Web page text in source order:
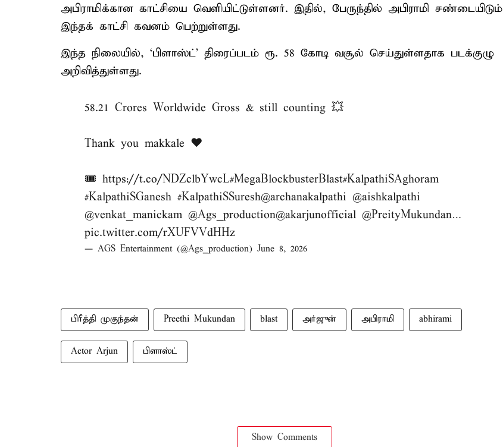
அபிராமிக்கான காட்சியை வெளியிட்டுள்ளனர். இதில், பேருந்தில் அபிராமி சண்டையிடும்
இந்தக் காட்சி கவனம் பெற்றுள்ளது.
இந்த நிலையில், ‘பிளாஸ்ட்’ திரைப்படம் ரூ. 58 கோடி வசூல் செய்துள்ளதாக படக்குழு
அறிவித்துள்ளது.
58.21 Crores Worldwide Gross & still counting 💥
Thank you makkale ♥️
🎟️ https://t.co/NDZclbYwcL#MegaBlockbusterBlast#KalpathiSAghoram
#KalpathiSGanesh #KalpathiSSuresh@archanakalpathi @aishkalpathi
@venkat_manickam @Ags_production@akarjunofficial @PreityMukundan…
pic.twitter.com/rXUFVVdHHz
— AGS Entertainment (@Ags_production) June 8, 2026
பிரீத்தி முகுந்தன் Preethi Mukundan blast அர்ஜுன் அபிராமி abhirami
Actor Arjun பிளாஸ்ட்
Show Comments